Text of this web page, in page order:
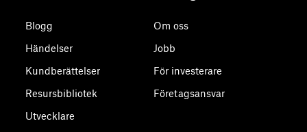
Blogg
Händelser
Kundberättelser
Resursbibliotek
Utvecklare
Om oss
Jobb
För investerare
Företagsansvar